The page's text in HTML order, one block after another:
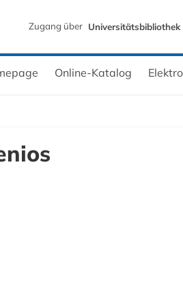
Zugang über
Online-Katalog